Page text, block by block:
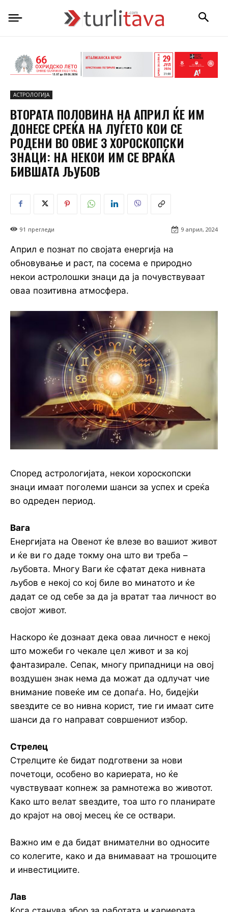
АСТРОЛОГИЈА
ВТОРАТА ПОЛОВИНА НА АПРИЛ ЌЕ ИМ
ДОНЕСЕ СРЕЌА НА ЛУЃЕТО КОИ СЕ
РОДЕНИ ВО ОВИЕ 3 ХОРОСКОПСКИ
ЗНАЦИ: НА НЕКОИ ИМ СЕ ВРАЌА
БИВШАТА ЉУБОВ
9 април, 2024
91 прегледи
Април е познат по својата енергија на
обновување и раст, па сосема е природно
некои астролошки знаци да ја почувствуваат
оваа позитивна атмосфера.
Според астрологијата, некои хороскопски
знаци имаат поголеми шанси за успех и среќа
во одреден период.
Вага
Енергијата на Овенот ќе влезе во вашиот живот
и ќе ви го даде токму она што ви треба –
љубовта. Многу Ваги ќе сфатат дека нивната
љубов е некој со кој биле во минатото и ќе
дадат се од себе за да ја вратат таа личност во
својот живот.
Наскоро ќе дознаат дека оваа личност е некој
што можеби го чекале цел живот и за кој
фантазирале. Сепак, многу припадници на овој
воздушен знак нема да можат да одлучат чие
внимание повеќе им се допаѓа. Но, бидејќи
ѕвездите се во нивна корист, тие ги имаат сите
шанси да го направат совршениот избор.
Стрелец
Стрелците ќе бидат подготвени за нови
почетоци, особено во кариерата, но ќе
чувствуваат копнеж за рамнотежа во животот.
Како што велат ѕвездите, тоа што го планирате
до крајот на овој месец ќе се оствари.
Важно им е да бидат внимателни во односите
со колегите, како и да внимаваат на трошоците
и инвестициите.
Лав